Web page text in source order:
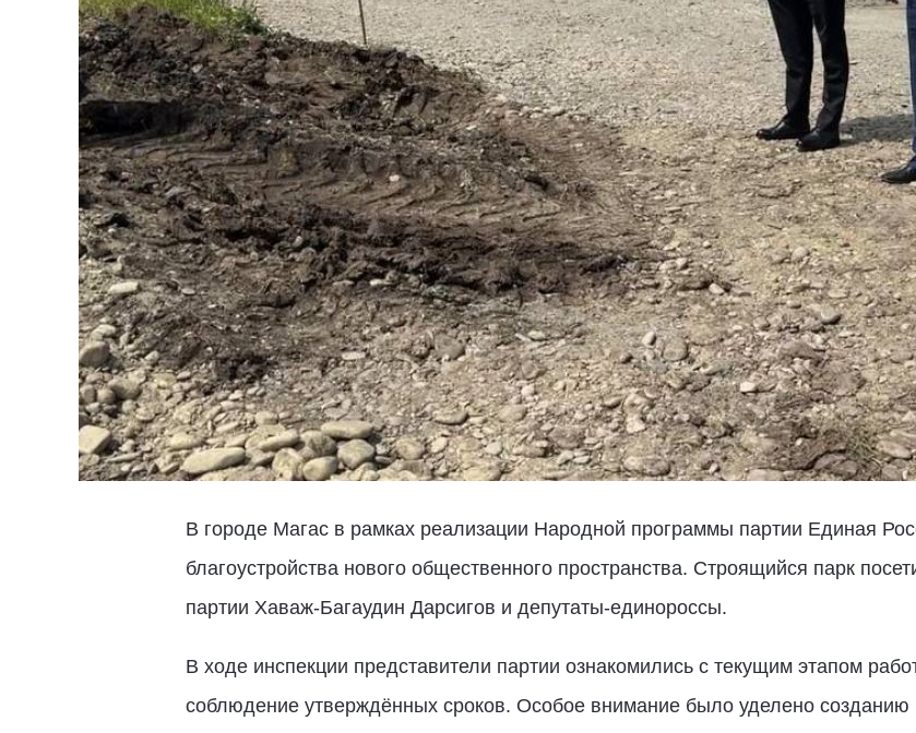
В городе Магас в рамках реализации Народной программы партии Единая
благоустройства нового общественного пространства. Строящийся парк
партии Хаваж-Багаудин Дарсигов и депутаты-единороссы.
В ходе инспекции представители партии ознакомились с текущим этапом
соблюдение утверждённых сроков. Особое внимание было уделено